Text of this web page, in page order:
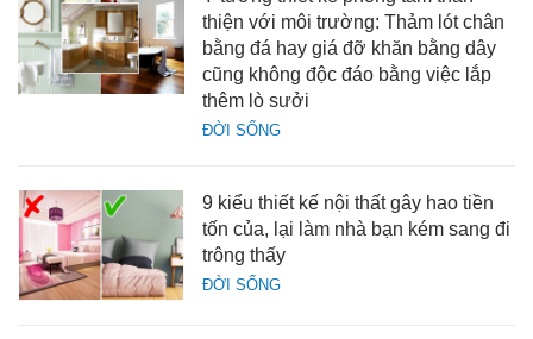
ĐỜI SỐNG
thiện với môi trường: Thảm lót chân
bằng đá hay giá đỡ khăn bằng dây
cũng không độc đáo bằng việc lắp
thêm lò sưởi
ĐỜI SỐNG
9 kiểu thiết kế nội thất gây hao tiền
tốn của, lại làm nhà bạn kém sang đi
trông thấy